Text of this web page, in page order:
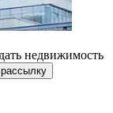
недвижимость